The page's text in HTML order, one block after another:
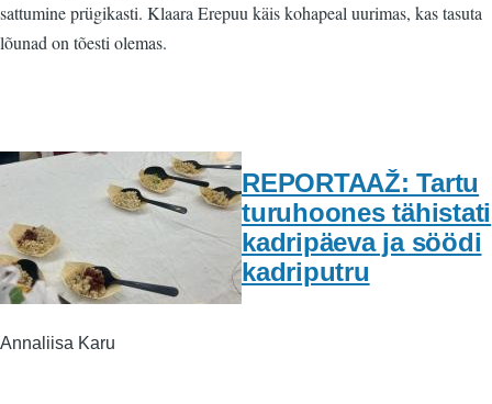
sattumine prügikasti. Klaara Erepuu käis kohapeal uurimas, kas tasuta
lõunad on tõesti olemas.
REPORTAAŽ: Tartu
turuhoones tähistati
kadripäeva ja söödi
kadriputru
Annaliisa Karu